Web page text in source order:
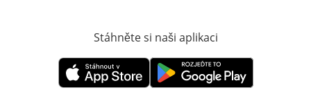
Stáhněte si naši aplikaci
Otevře v novém okněOtevře v novém okně